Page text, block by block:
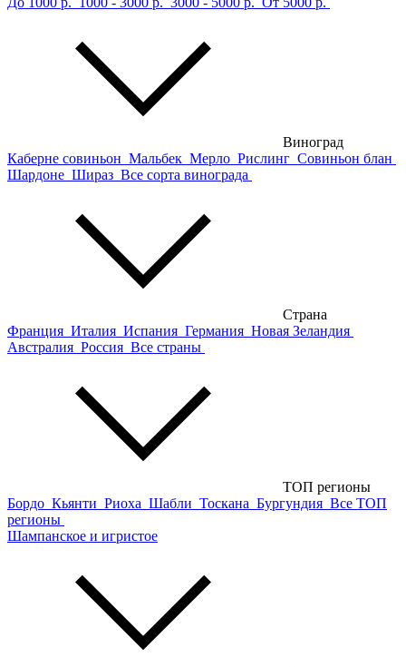
Виноград
Каберне совиньон Мальбек Мерло Рислинг Совиньон блан
Шардоне Шираз Все сорта винограда
Страна
Франция Италия Испания Германия Новая Зеландия
Австралия Россия Все страны
ТОП регионы
Бордо Кьянти Риоха Шабли Тоскана Бургундия Все ТОП
регионы
Шампанское и игристое